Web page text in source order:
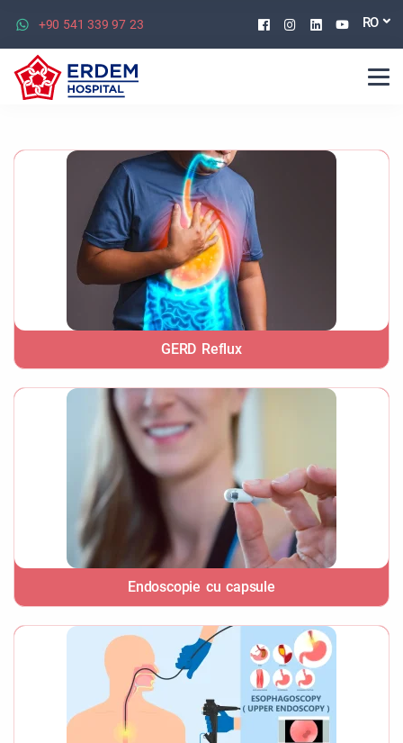
+90 541 339 97 23 Facebook
Instagram
Linkedin
RO
GERD Reflux
Endoscopie cu capsule